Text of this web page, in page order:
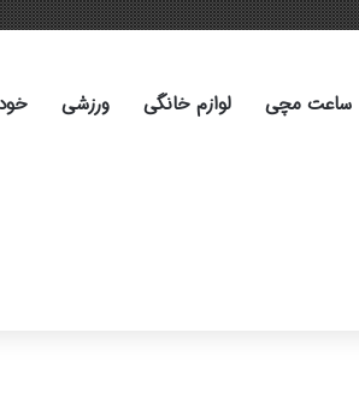
ساعت مچی لوازم خانگی ورزشی